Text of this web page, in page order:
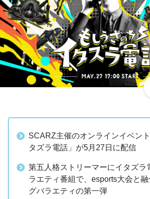
SCARZ主催のオンラインイベン
タズラ電話」が5月27日に配信
第五人格ストリーマーにイタズラ
ラエティ番組で、esports大会と
グバラエティの第一弾